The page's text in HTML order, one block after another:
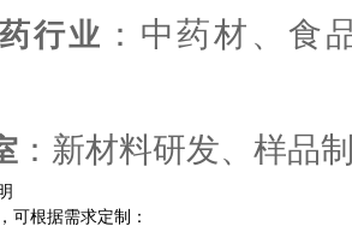
行业 ：中药材、食
：新材料研发、样品
可根据需求定制：